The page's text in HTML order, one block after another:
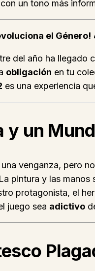
un tono más
el Género!
del año ha llegado
obligación en tu
es una experiencia
un
una venganza, pero
pintura y las manos
protagonista, el
juego sea adictivo